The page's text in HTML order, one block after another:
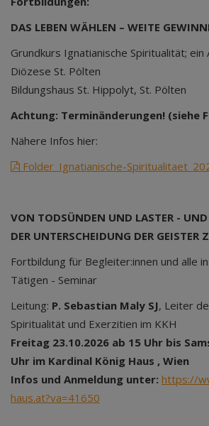
DAS LEBEN WÄHLEN – WEITE
Grundkurs Ignatianische Spiritualität;
Diözese St. Pölten
Bildungshaus St. Hippolyt, St. Pölten
Achtung: Terminänderungen! (siehe
Nähere Infos hier:
Folder_Ignatianische-
VON TODSÜNDEN UND LASTER -
DER UNTERSCHEIDUNG DER GEISTER
Fortbildung für Begleiter:innen und alle
Tätigen - Seminar
Leitung: P. Sebastian Maly SJ, Leiter
Spiritualität und Exerzitien im KKH
Freitag 23.10.2026 ab 15 Uhr bis
Uhr im Kardinal König Haus , Wien
Infos und Anmeldung unter: https://
haus.at?va=41650